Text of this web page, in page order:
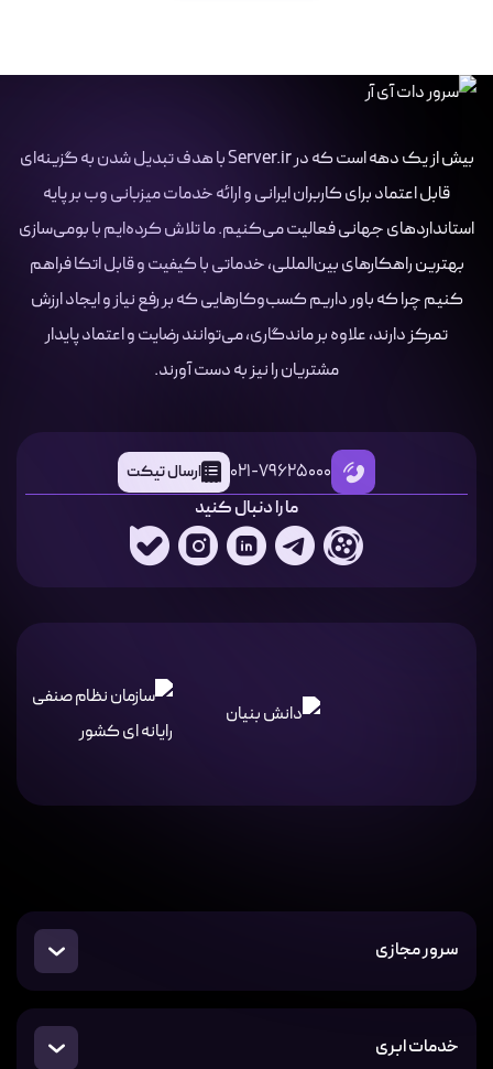
بیش از یک دهه است که در Server.ir با هدف تبدیل شدن به گزینه‌ای
قابل اعتماد برای کاربران ایرانی و ارائه خدمات میزبانی وب بر پایه
استانداردهای جهانی فعالیت می‌کنیم. ما تلاش کرده‌ایم با بومی‌سازی
بهترین راهکارهای بین‌المللی، خدماتی با کیفیت و قابل اتکا فراهم
کنیم چرا که باور داریم کسب‌وکارهایی که بر رفع نیاز و ایجاد ارزش
تمرکز دارند، علاوه بر ماندگاری، می‌توانند رضایت و اعتماد پایدار
مشتریان را نیز به دست آورند.
021-79625000 ارسال تیکت
ما را دنبال کنید
سرور مجازی
خدمات ابری